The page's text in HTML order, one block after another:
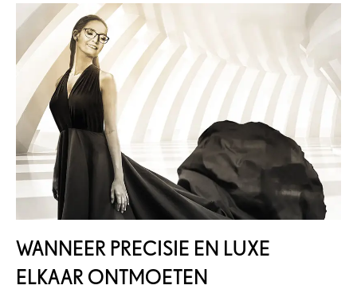
WANNEER PRECISIE EN LUXE
ELKAAR ONTMOETEN